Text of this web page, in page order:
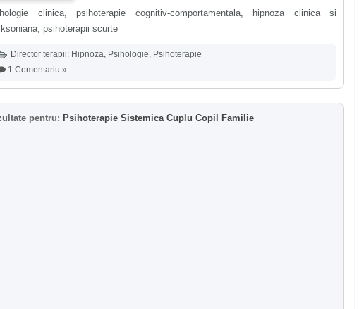
clinica, psihoterapie cognitiv-comportamentala, hipnoza clinica si
psihoterapii scurte
Director terapii: Hipnoza, Psihologie, Psihoterapie
1 Comentariu »
pentru: Psihoterapie Sistemica Cuplu Copil Familie